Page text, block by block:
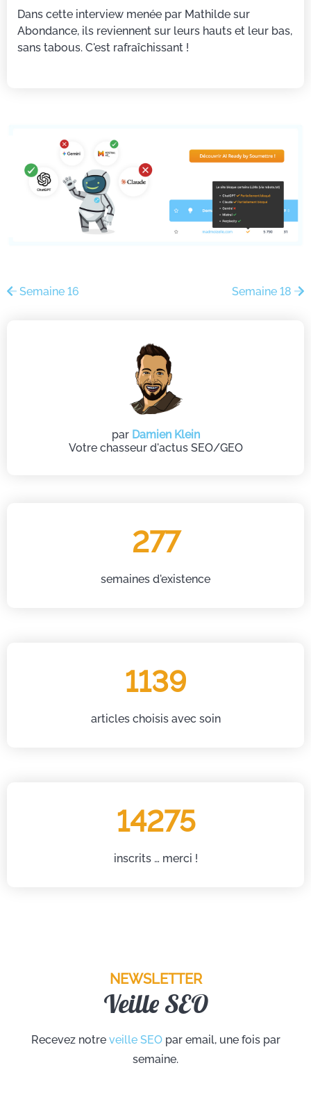
Dans cette interview menée par Mathilde sur
Abondance, ils reviennent sur leurs hauts et leur bas,
sans tabous. C'est rafraîchissant !
Semaine 16 Semaine 18
par Damien Klein
Votre chasseur d'actus SEO/GEO
277
semaines d'existence
1139
articles choisis avec soin
14275
inscrits … merci !
NEWSLETTER
Veille SEO
Recevez notre veille SEOpar email, une fois par
semaine.